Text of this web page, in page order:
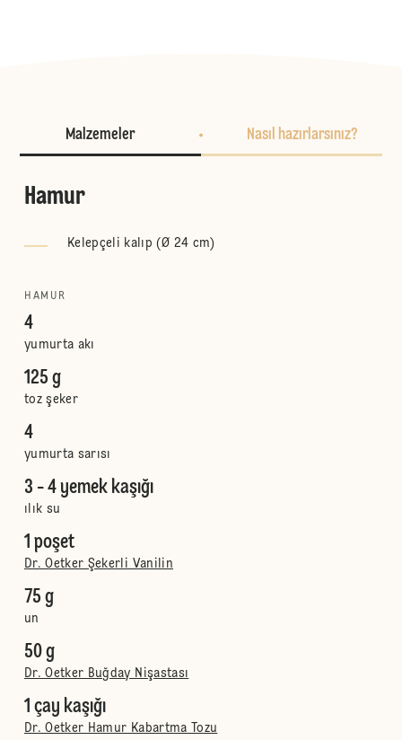
Malzemeler Nasıl hazırlarsınız?
Hamur
Kelepçeli kalıp (Ø 24 cm)
HAMUR
4
yumurta akı
125 g
toz şeker
4
yumurta sarısı
3 - 4 yemek kaşığı
ılık su
1 poşet
Dr. Oetker Şekerli Vanilin
75 g
un
50 g
Dr. Oetker Buğday Nişastası
1 çay kaşığı
Dr. Oetker Hamur Kabartma Tozu